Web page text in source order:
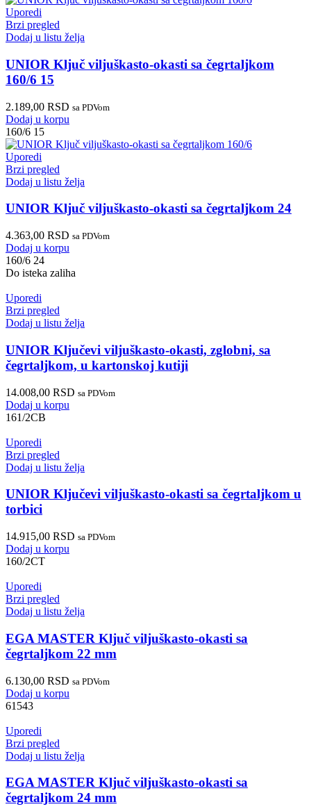
Uporedi
Brzi pregled
Dodaj u listu želja
UNIOR Ključ viljuškasto-okasti sa čegrtaljkom
160/6 15
2.189,00 RSD sa PDVom
Dodaj u korpu
160/6 15
Uporedi
Brzi pregled
Dodaj u listu želja
UNIOR Ključ viljuškasto-okasti sa čegrtaljkom 24
4.363,00 RSD sa PDVom
Dodaj u korpu
160/6 24
Do isteka zaliha
Uporedi
Brzi pregled
Dodaj u listu želja
UNIOR Ključevi viljuškasto-okasti, zglobni, sa
čegrtaljkom, u kartonskoj kutiji
14.008,00 RSD sa PDVom
Dodaj u korpu
161/2CB
Uporedi
Brzi pregled
Dodaj u listu želja
UNIOR Ključevi viljuškasto-okasti sa čegrtaljkom u
torbici
14.915,00 RSD sa PDVom
Dodaj u korpu
160/2CT
Uporedi
Brzi pregled
Dodaj u listu želja
EGA MASTER Ključ viljuškasto-okasti sa
čegrtaljkom 22 mm
6.130,00 RSD sa PDVom
Dodaj u korpu
61543
Uporedi
Brzi pregled
Dodaj u listu želja
EGA MASTER Ključ viljuškasto-okasti sa
čegrtaljkom 24 mm